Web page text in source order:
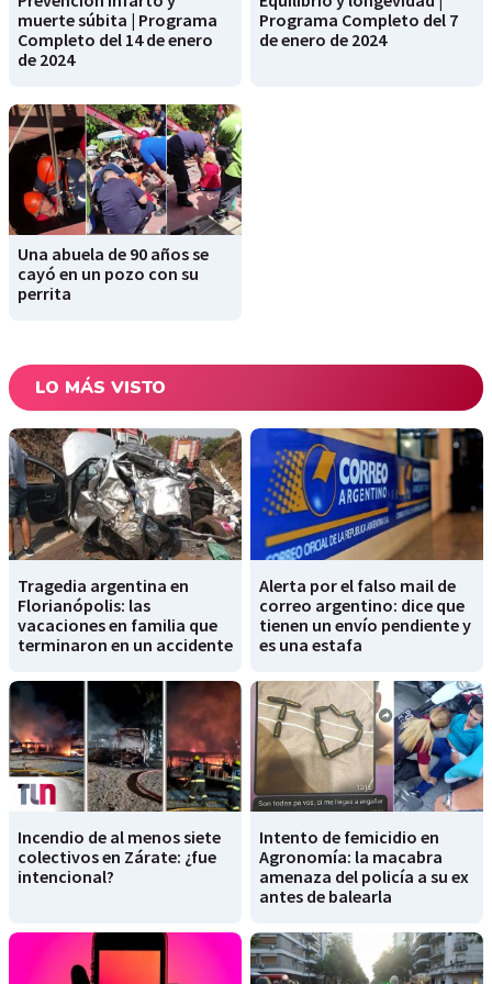
muerte súbita | Programa
Completo del 14 de enero
de 2024
Programa Completo del 7
de enero de 2024
Una abuela de 90 años se
cayó en un pozo con su
perrita
LO MÁS VISTO
Tragedia argentina en
Florianópolis: las
vacaciones en familia que
terminaron en un accidente
Alerta por el falso mail de
correo argentino: dice que
tienen un envío pendiente y
es una estafa
Incendio de al menos siete
colectivos en Zárate: ¿fue
intencional?
Intento de femicidio en
Agronomía: la macabra
amenaza del policía a su ex
antes de balearla